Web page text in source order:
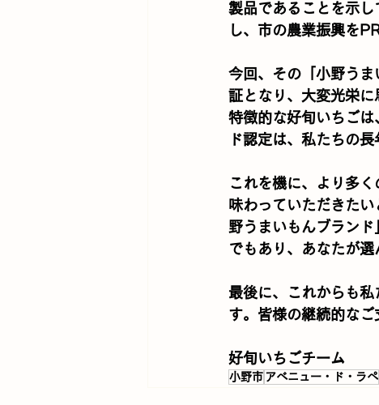
製品であることを示
し、市の農業振興を
今回、その「小野う
証となり、大変光栄
特徴的な好旬いちご
ド認定は、私たちの
これを機に、より多
味わっていただきた
野うまいもんブラン
でもあり、あなたが
最後に、これからも
す。皆様の継続的なご
好旬いちごチーム
小野市 アベニュー・ド・ラペ